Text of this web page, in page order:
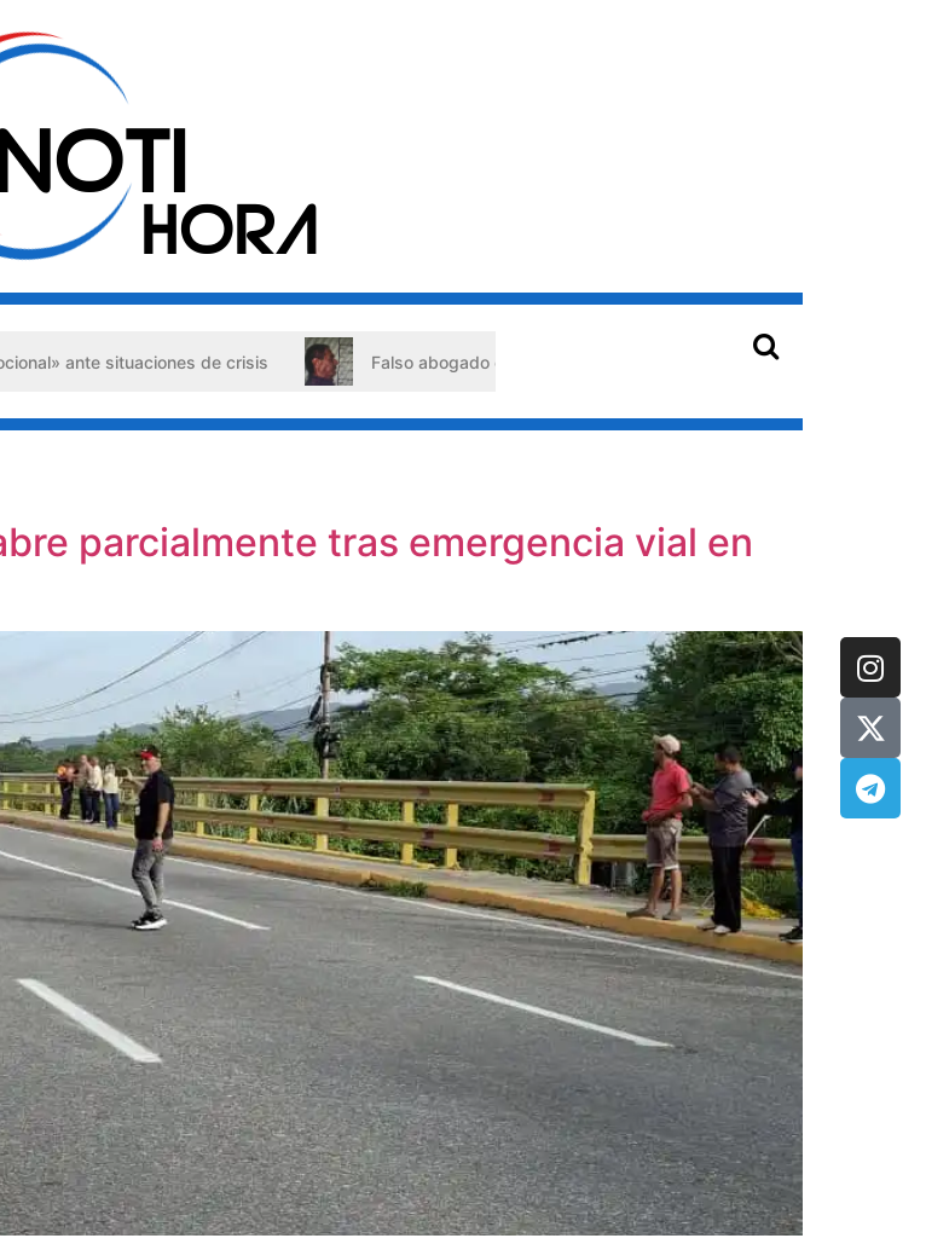
situaciones de crisis Falso abogado detenido en Barquisimeto: habría usado durante 13 años la
parcialmente tras emergencia vial en